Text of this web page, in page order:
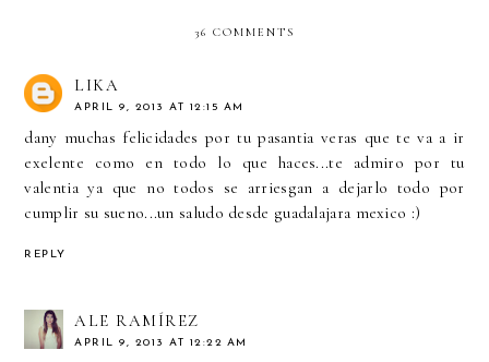
36 COMMENTS
LIKA
APRIL 9, 2013 AT 12:15 AM
dany muchas felicidades por tu pasantia veras que te va a ir
exelente como en todo lo que haces...te admiro por tu
valentia ya que no todos se arriesgan a dejarlo todo por
cumplir su sueno...un saludo desde guadalajara mexico :)
REPLY
ALE RAMÍREZ
APRIL 9, 2013 AT 12:22 AM